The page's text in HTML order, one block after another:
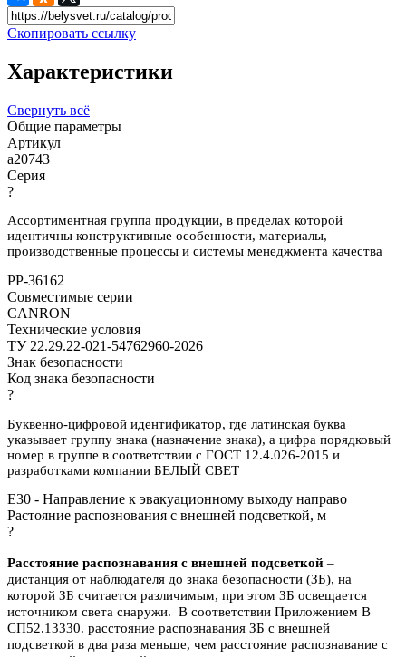
Скопировать ссылку
Характеристики
Свернуть всё
Общие параметры
Артикул
a20743
Серия
?
Ассортиментная группа продукции, в пределах которой
идентичны конструктивные особенности, материалы,
производственные процессы и системы менеджмента качества
PP-36162
Совместимые серии
CANRON
Технические условия
ТУ 22.29.22-021-54762960-2026
Знак безопасности
Код знака безопасности
?
Буквенно-цифровой идентификатор, где латинская буква
указывает группу знака (назначение знака), а цифра порядковый
номер в группе в соответствии с ГОСТ 12.4.026-2015 и
разработками компании БЕЛЫЙ СВЕТ
E30 - Направление к эвакуационному выходу направо
Растояние распознования с внешней подсветкой, м
?
Расстояние распознавания с внешней подсветкой –
дистанция от наблюдателя до знака безопасности (ЗБ), на
которой ЗБ считается различимым, при этом ЗБ освещается
источником света снаружи. В соответствии Приложением В
СП52.13330. расстояние распознавания ЗБ с внешней
подсветкой в два раза меньше, чем расстояние распознавание с